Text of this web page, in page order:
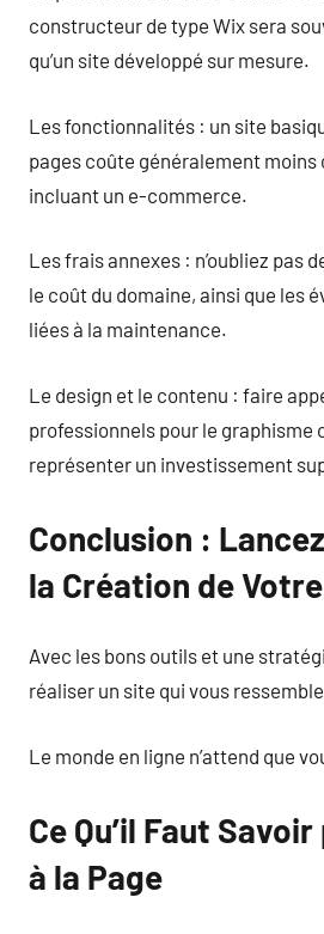
constructeur de type Wix sera
qu’un site développé sur mesure.
Les fonctionnalités : un site
pages coûte généralement moins
incluant un e-commerce.
Les frais annexes : n’oubliez pas
le coût du domaine, ainsi que les
liées à la maintenance.
Le design et le contenu : faire
professionnels pour le graphisme
représenter un investissement
Conclusion :
la Création de
Avec les bons outils et une
réaliser un site qui vous
Le monde en ligne n’attend que
Ce Qu’il Faut
à la Page